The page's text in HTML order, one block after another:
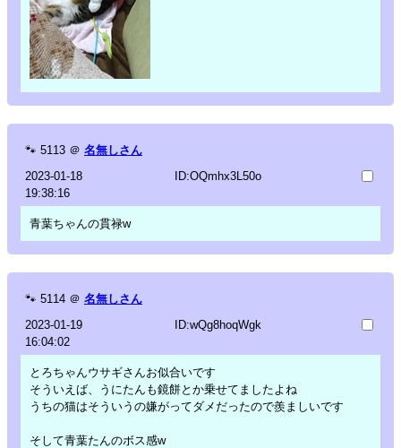
🐾 5113 ＠ 名無しさん
2023-01-18
19:38:16
ID:OQmhx3L50o
青葉ちゃんの貫禄w
🐾 5114 ＠ 名無しさん
2023-01-19
16:04:02
ID:wQg8hoqWgk
とろちゃんウサギさんお似合いです
そういえば、うにたんも鏡餅とか乗せてましたよね
うちの猫はそういうの嫌がってダメだったので羨ましいです
そして青葉たんのボス感w